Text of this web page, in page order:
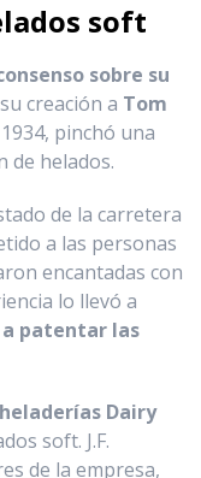
soft
sobre su
creación a Tom
pinchó una
de helados.
de la carretera
a las personas
encantadas con
lo llevó a
patentar las
heladerías Dairy
soft. J.F.
de la empresa,